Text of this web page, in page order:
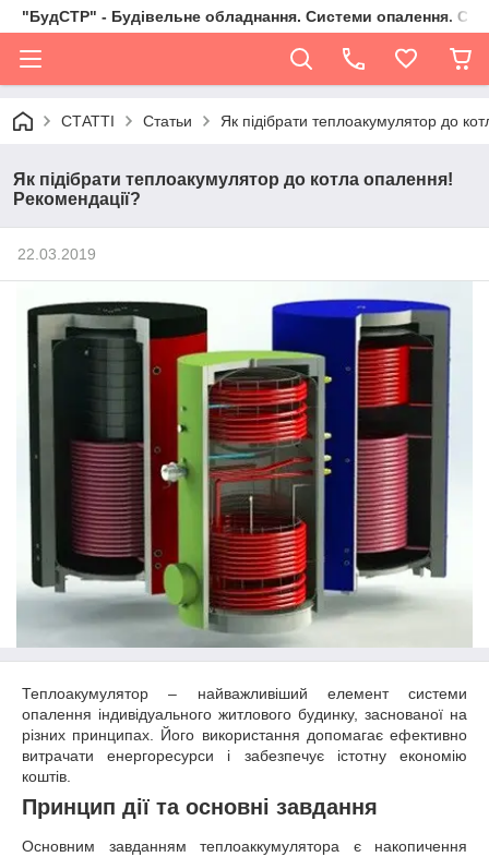
"БудСТР" - Будівельне обладнання. Системи опалення.
СТАТТІ Статьи Як підібрати теплоакумулятор до
Як підібрати теплоакумулятор до котла опалення!
Рекомендації?
22.03.2019
Теплоакумулятор – найважливіший елемент системи
опалення індивідуального житлового будинку, заснованої на
різних принципах. Його використання допомагає ефективно
витрачати енергоресурси і забезпечує істотну економію
коштів.
Принцип дії та основні завдання
Основним завданням теплоаккумулятора є накопичення